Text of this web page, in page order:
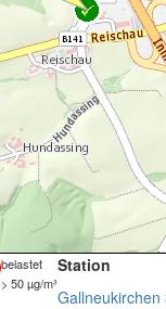
belastet
> 50 µg/m³
Station
Gallneukirchen